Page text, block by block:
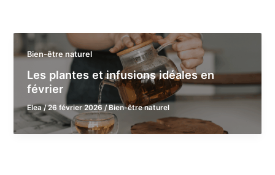
Bien-être naturel
Les plantes et infusions idéales en
février
Elea/26 février 2026/Bien-être naturel